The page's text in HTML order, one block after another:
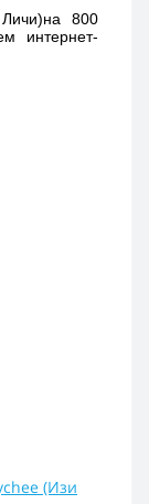
на 800
интернет-
(Изи